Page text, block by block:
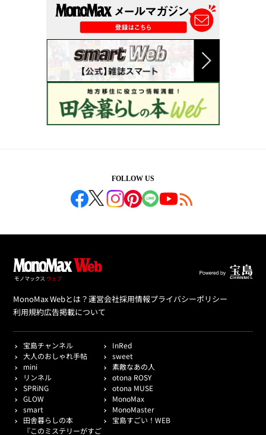
FOLLOW US
MonoMax Webとは？運営会社採用情報プライバシーポリシー
利用規約広告掲載について
宝島チャンネル
InRed
大人のおしゃれ手帖
sweet
mini
素敵なあの人
リンネル
otona ROSY
SPRiNG
otona MUSE
GLOW
MonoMax
smart
MonoMaster
田舎暮らしの本
宝島すごい！WEB
『このミステリーがすご